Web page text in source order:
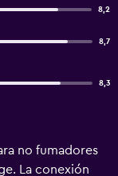
8,2
8,7
8,3
no fumadores
La conexión